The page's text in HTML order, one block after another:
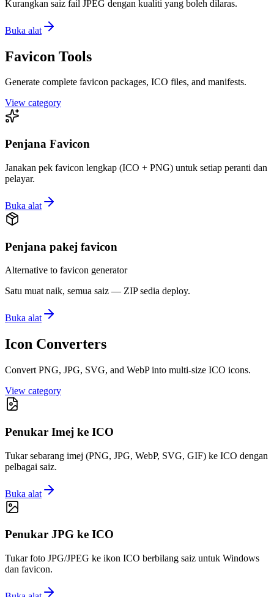
Kurangkan saiz fail JPEG dengan kualiti yang boleh dilaras.
Buka alat
Favicon Tools
Generate complete favicon packages, ICO files, and manifests.
View category
Penjana Favicon
Janakan pek favicon lengkap (ICO + PNG) untuk setiap peranti dan
pelayar.
Buka alat
Penjana pakej favicon
Alternative to favicon generator
Satu muat naik, semua saiz — ZIP sedia deploy.
Buka alat
Icon Converters
Convert PNG, JPG, SVG, and WebP into multi-size ICO icons.
View category
Penukar Imej ke ICO
Tukar sebarang imej (PNG, JPG, WebP, SVG, GIF) ke ICO dengan
pelbagai saiz.
Buka alat
Penukar JPG ke ICO
Tukar foto JPG/JPEG ke ikon ICO berbilang saiz untuk Windows
dan favicon.